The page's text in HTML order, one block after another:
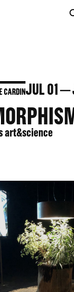
CARDINJUL01
art&science